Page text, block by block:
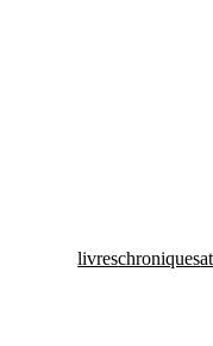
livreschroniques